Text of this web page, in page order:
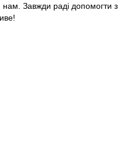
Завжди раді допомогти з